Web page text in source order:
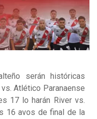
serán históricas
Atlético Paranaense
17 lo harán River vs.
16 avos de final de la